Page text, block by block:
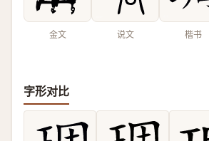
金文 说文 楷书
字形对比